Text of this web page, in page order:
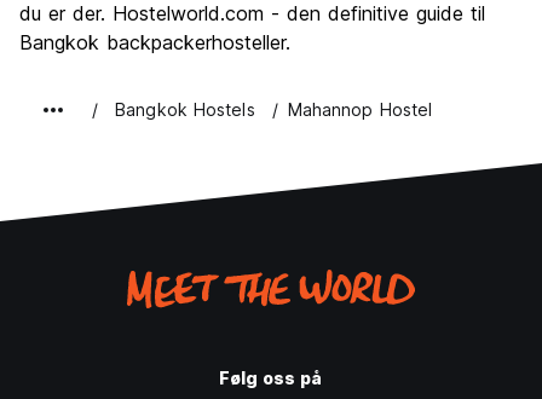
du er der. Hostelworld.com - den definitive guide til
Bangkok backpackerhosteller.
Bangkok Hostels Mahannop Hostel
Følg oss på